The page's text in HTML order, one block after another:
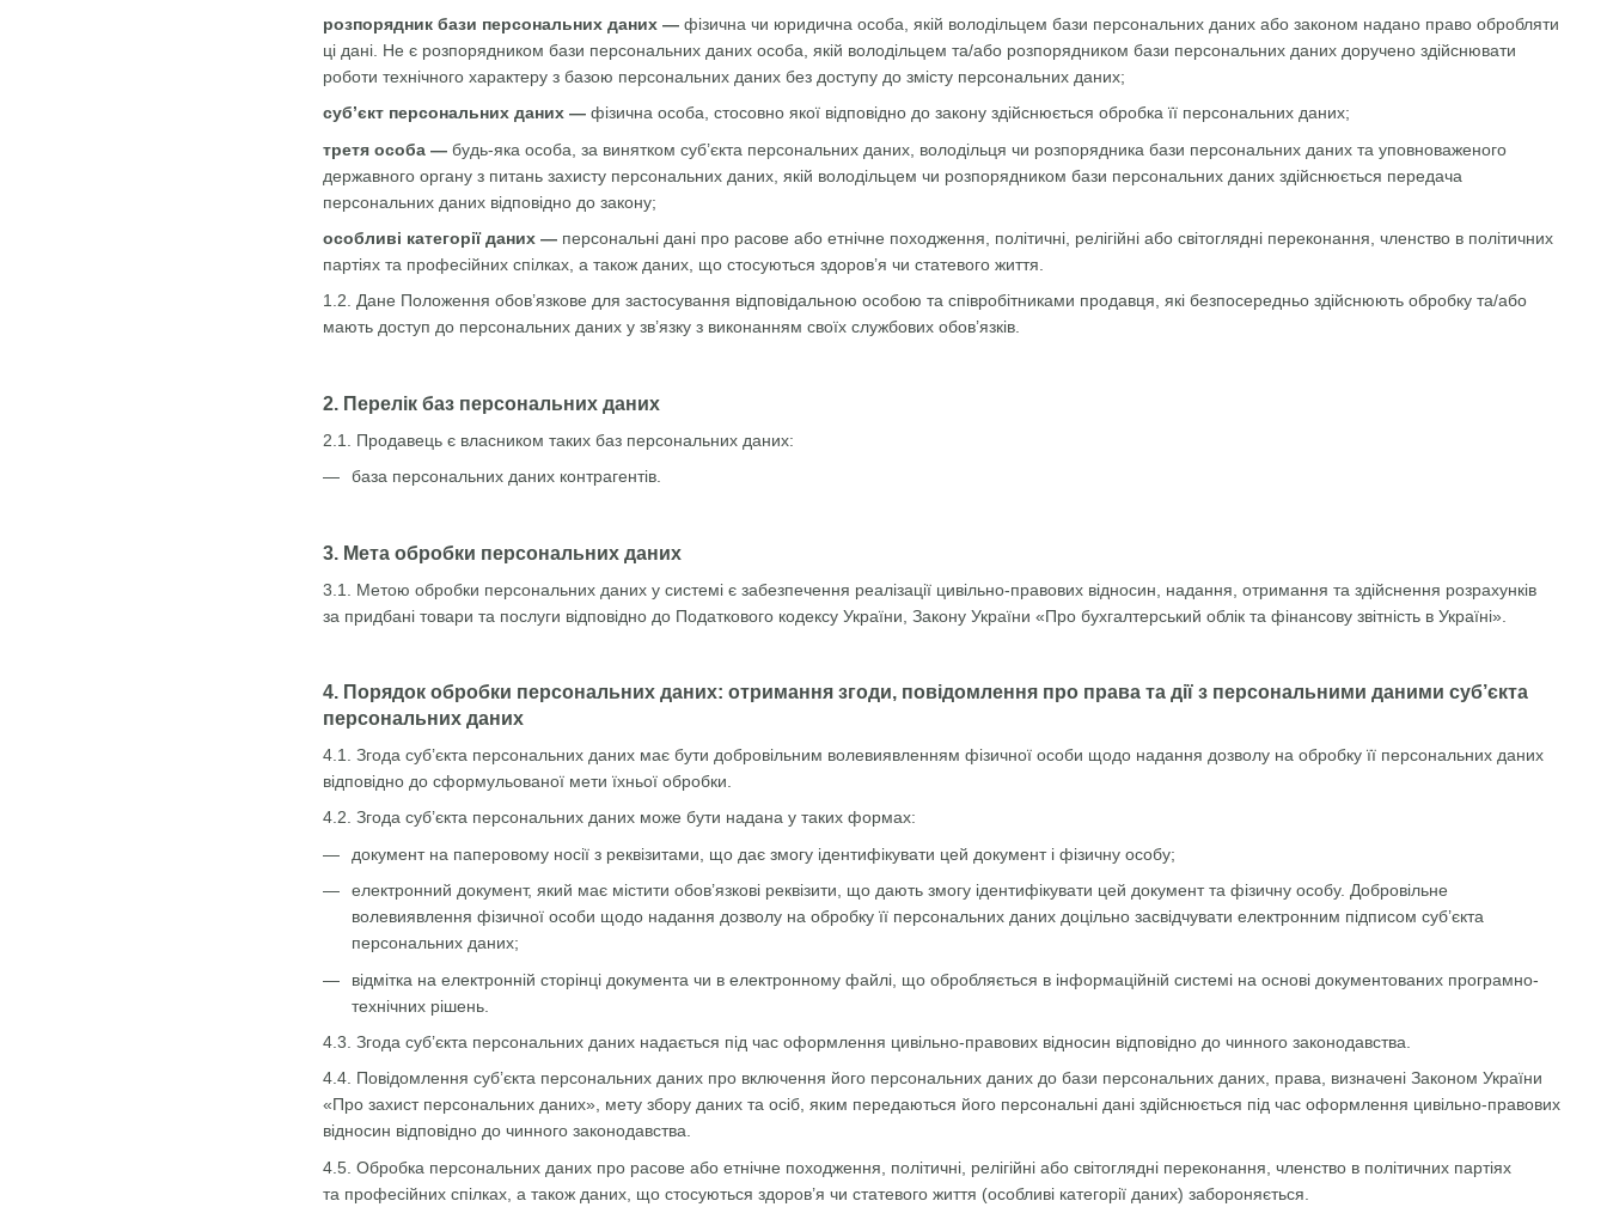
розпорядник бази персональних даних — фізична чи юридична особа, якій володільцем бази персональних даних або законом надано право обробляти
ці дані. Не є розпорядником бази персональних даних особа, якій володільцем та/або розпорядником бази персональних даних доручено здійснювати
роботи технічного характеру з базою персональних даних без доступу до змісту персональних даних;
суб’єкт персональних даних — фізична особа, стосовно якої відповідно до закону здійснюється обробка її персональних даних;
третя особа — будь-яка особа, за винятком суб’єкта персональних даних, володільця чи розпорядника бази персональних даних та уповноваженого
державного органу з питань захисту персональних даних, якій володільцем чи розпорядником бази персональних даних здійснюється передача
персональних даних відповідно до закону;
особливі категорії даних — персональні дані про расове або етнічне походження, політичні, релігійні або світоглядні переконання, членство в політичних
партіях та професійних спілках, а також даних, що стосуються здоров’я чи статевого життя.
1.2. Дане Положення обов’язкове для застосування відповідальною особою та співробітниками продавця, які безпосередньо здійснюють обробку та/або
мають доступ до персональних даних у зв’язку з виконанням своїх службових обов’язків.
2. Перелік баз персональних даних
2.1. Продавець є власником таких баз персональних даних:
база персональних даних контрагентів.
3. Мета обробки персональних даних
3.1. Метою обробки персональних даних у системі є забезпечення реалізації цивільно-правових відносин, надання, отримання та здійснення розрахунків
за придбані товари та послуги відповідно до Податкового кодексу України, Закону України «Про бухгалтерський облік та фінансову звітність в Україні».
4. Порядок обробки персональних даних: отримання згоди, повідомлення про права та дії з персональними даними суб’єкта
персональних даних
4.1. Згода суб’єкта персональних даних має бути добровільним волевиявленням фізичної особи щодо надання дозволу на обробку її персональних даних
відповідно до сформульованої мети їхньої обробки.
4.2. Згода суб’єкта персональних даних може бути надана у таких формах:
документ на паперовому носії з реквізитами, що дає змогу ідентифікувати цей документ і фізичну особу;
електронний документ, який має містити обов’язкові реквізити, що дають змогу ідентифікувати цей документ та фізичну особу. Добровільне
волевиявлення фізичної особи щодо надання дозволу на обробку її персональних даних доцільно засвідчувати електронним підписом суб’єкта
персональних даних;
відмітка на електронній сторінці документа чи в електронному файлі, що обробляється в інформаційній системі на основі документованих програмно-
технічних рішень.
4.3. Згода суб’єкта персональних даних надається під час оформлення цивільно-правових відносин відповідно до чинного законодавства.
4.4. Повідомлення суб’єкта персональних даних про включення його персональних даних до бази персональних даних, права, визначені Законом України
«Про захист персональних даних», мету збору даних та осіб, яким передаються його персональні дані здійснюється під час оформлення цивільно-правових
відносин відповідно до чинного законодавства.
4.5. Обробка персональних даних про расове або етнічне походження, політичні, релігійні або світоглядні переконання, членство в політичних партіях
та професійних спілках, а також даних, що стосуються здоров’я чи статевого життя (особливі категорії даних) забороняється.